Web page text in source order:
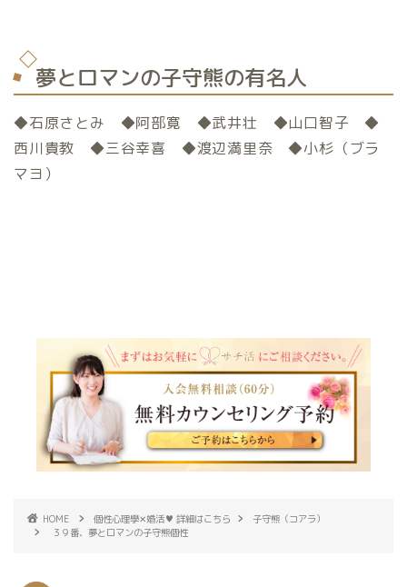
夢とロマンの子守熊の有名人
◆石原さとみ ◆阿部寛 ◆武井壮 ◆山口智子 ◆
西川貴教 ◆三谷幸喜 ◆渡辺満里奈 ◆小杉（ブラ
マヨ）
HOME 個性心理學✕婚活♥ 詳細はこちら
子守熊（コアラ）
３９番、夢とロマンの子守熊個性